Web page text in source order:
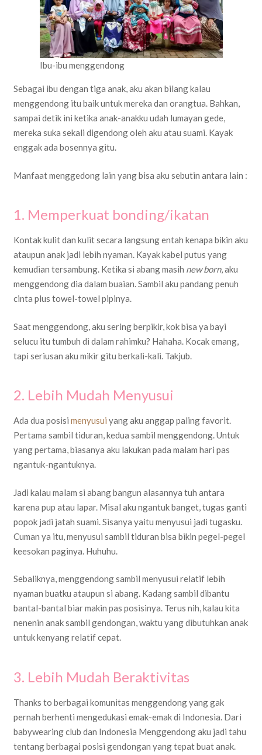
Ibu-ibu menggendong
Sebagai ibu dengan tiga anak, aku akan bilang kalau
menggendong itu baik untuk mereka dan orangtua. Bahkan,
sampai detik ini ketika anak-anakku udah lumayan gede,
mereka suka sekali digendong oleh aku atau suami. Kayak
enggak ada bosennya gitu.
Manfaat menggedong lain yang bisa aku sebutin antara lain :
1. Memperkuat bonding/ikatan
Kontak kulit dan kulit secara langsung entah kenapa bikin aku
ataupun anak jadi lebih nyaman. Kayak kabel putus yang
kemudian tersambung. Ketika si abang masih new born, aku
menggendong dia dalam buaian. Sambil aku pandang penuh
cinta plus towel-towel pipinya.
Saat menggendong, aku sering berpikir, kok bisa ya bayi
selucu itu tumbuh di dalam rahimku? Hahaha. Kocak emang,
tapi seriusan aku mikir gitu berkali-kali. Takjub.
2. Lebih Mudah Menyusui
Ada dua posisi menyusui yang aku anggap paling favorit.
Pertama sambil tiduran, kedua sambil menggendong. Untuk
yang pertama, biasanya aku lakukan pada malam hari pas
ngantuk-ngantuknya.
Jadi kalau malam si abang bangun alasannya tuh antara
karena pup atau lapar. Misal aku ngantuk banget, tugas ganti
popok jadi jatah suami. Sisanya yaitu menyusui jadi tugasku.
Cuman ya itu, menyusui sambil tiduran bisa bikin pegel-pegel
keesokan paginya. Huhuhu.
Sebaliknya, menggendong sambil menyusui relatif lebih
nyaman buatku ataupun si abang. Kadang sambil dibantu
bantal-bantal biar makin pas posisinya. Terus nih, kalau kita
nenenin anak sambil gendongan, waktu yang dibutuhkan anak
untuk kenyang relatif cepat.
3. Lebih Mudah Beraktivitas
Thanks to berbagai komunitas menggendong yang gak
pernah berhenti mengedukasi emak-emak di Indonesia. Dari
babywearing club dan Indonesia Menggendong aku jadi tahu
tentang berbagai posisi gendongan yang tepat buat anak.